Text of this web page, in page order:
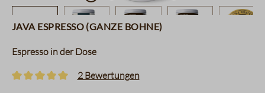
Java Espresso (ganze Bohne)
Espresso in der Dose
2 Bewertungen